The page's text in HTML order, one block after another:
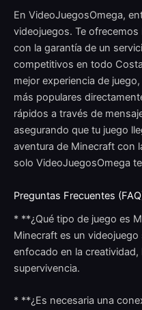
En VideoJuegosOmega,
videojuegos. Te
con la garantía de un
competitivos en todo
mejor experiencia de
más populares
rápidos a través de
asegurando que tu juego
aventura de Minecraft con
solo VideoJuegosOmega
Preguntas Frecuentes
* **¿Qué tipo de juego es
Minecraft es un
enfocado en la creatividad,
supervivencia.
* **¿Es necesaria una